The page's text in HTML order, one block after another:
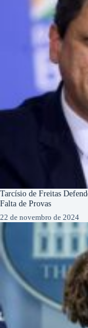
Tarcísio de Freitas
Falta de Provas
22 de novembro de 2024